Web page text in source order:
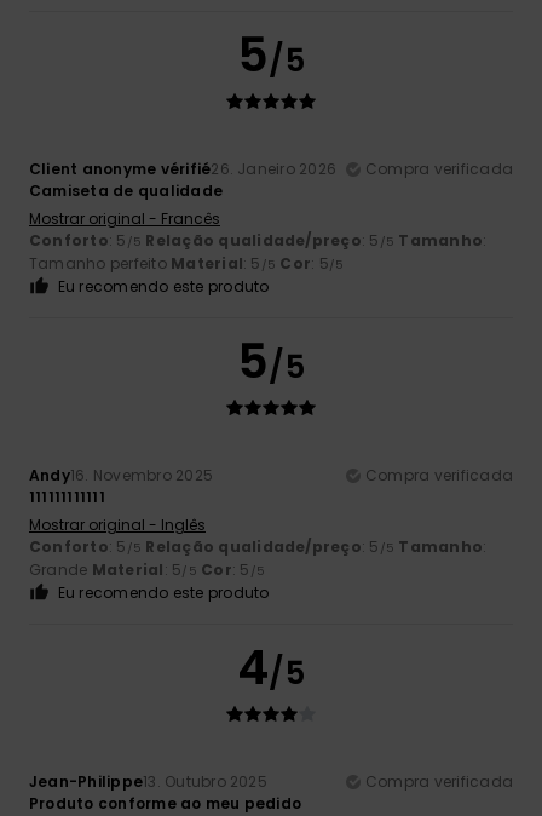
5/5
Client anonyme vérifié26. Janeiro 2026
Compra verificada
Camiseta de qualidade
Mostrar original - Francês
Conforto: 5 /5 Relação qualidade/preço: 5 /5 Tamanho:
Tamanho perfeito Material: 5 /5 Cor: 5/5
Eu recomendo este produto
5/5
Andy16. Novembro 2025
Compra verificada
111111111111
Mostrar original - Inglês
Conforto: 5 /5 Relação qualidade/preço: 5 /5 Tamanho:
Grande Material: 5/5 Cor: 5 /5
Eu recomendo este produto
4/5
Jean-Philippe13. Outubro 2025
Compra verificada
Produto conforme ao meu pedido